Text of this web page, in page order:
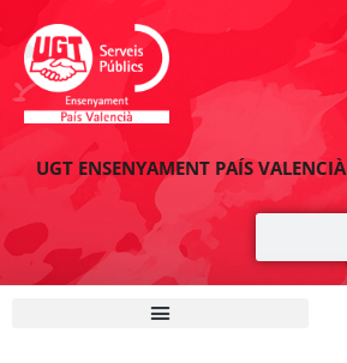
UGT ENSENYAMENT PAÍS VALENCIÀ